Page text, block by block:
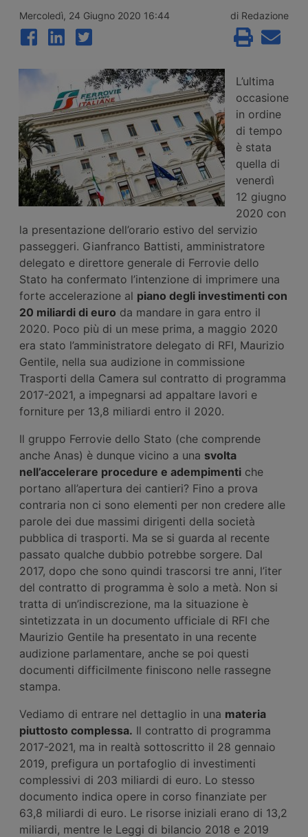
Mercoledì, 24 Giugno 2020 16:44 di Redazione
L’ultima
occasione
in ordine
di tempo
è stata
quella di
venerdì
12 giugno
2020 con
la presentazione dell’orario estivo del servizio
passeggeri. Gianfranco Battisti, amministratore
delegato e direttore generale di Ferrovie dello
Stato ha confermato l’intenzione di imprimere una
forte accelerazione al piano degli investimenti con
20 miliardi di euro da mandare in gara entro il
2020. Poco più di un mese prima, a maggio 2020
era stato l’amministratore delegato di RFI, Maurizio
Gentile, nella sua audizione in commissione
Trasporti della Camera sul contratto di programma
2017-2021, a impegnarsi ad appaltare lavori e
forniture per 13,8 miliardi entro il 2020.
Il gruppo Ferrovie dello Stato (che comprende
anche Anas) è dunque vicino a una svolta
nell’accelerare procedure e adempimenti che
portano all’apertura dei cantieri? Fino a prova
contraria non ci sono elementi per non credere alle
parole dei due massimi dirigenti della società
pubblica di trasporti. Ma se si guarda al recente
passato qualche dubbio potrebbe sorgere. Dal
2017, dopo che sono quindi trascorsi tre anni, l’iter
del contratto di programma è solo a metà. Non si
tratta di un’indiscrezione, ma la situazione è
sintetizzata in un documento ufficiale di RFI che
Maurizio Gentile ha presentato in una recente
audizione parlamentare, anche se poi questi
documenti difficilmente finiscono nelle rassegne
stampa.
Vediamo di entrare nel dettaglio in una materia
piuttosto complessa. Il contratto di programma
2017-2021, ma in realtà sottoscritto il 28 gennaio
2019, prefigura un portafoglio di investimenti
complessivi di 203 miliardi di euro. Lo stesso
documento indica opere in corso finanziate per
63,8 miliardi di euro. Le risorse iniziali erano di 13,2
miliardi, mentre le Leggi di bilancio 2018 e 2019